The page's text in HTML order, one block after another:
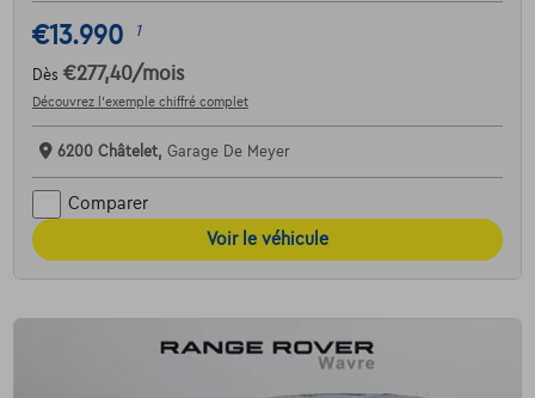
€13.990 1
Dès €277,40/mois
Découvrez l’exemple chiffré complet
6200 Châtelet, Garage De Meyer
Comparer
Voir le véhicule